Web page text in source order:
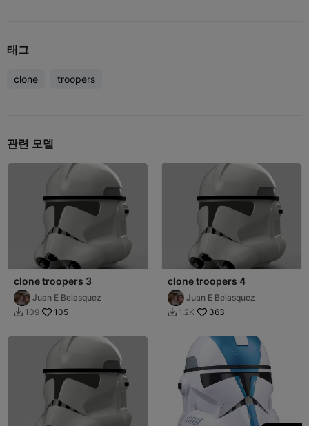
태그
clone troopers
관련 모델
clone troopers 3
Juan E Belasquez
 109 105
clone troopers 4
Juan E Belasquez
 1.2K 363